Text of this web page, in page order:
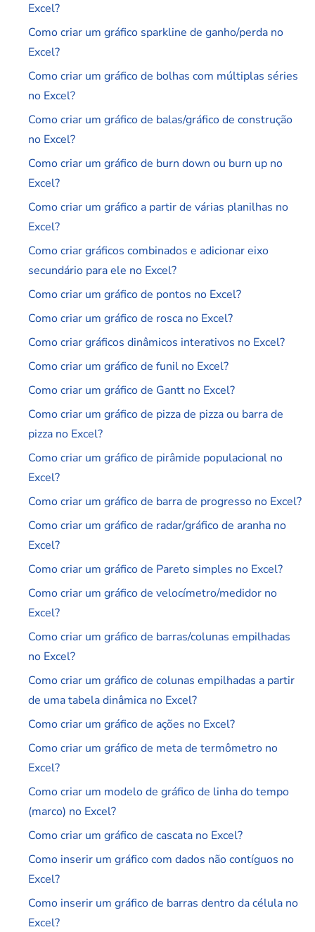
Excel?
Como criar um gráfico sparkline de ganho/perda no
Excel?
Como criar um gráfico de bolhas com múltiplas séries
no Excel?
Como criar um gráfico de balas/gráfico de construção
no Excel?
Como criar um gráfico de burn down ou burn up no
Excel?
Como criar um gráfico a partir de várias planilhas no
Excel?
Como criar gráficos combinados e adicionar eixo
secundário para ele no Excel?
Como criar um gráfico de pontos no Excel?
Como criar um gráfico de rosca no Excel?
Como criar gráficos dinâmicos interativos no Excel?
Como criar um gráfico de funil no Excel?
Como criar um gráfico de Gantt no Excel?
Como criar um gráfico de pizza de pizza ou barra de
pizza no Excel?
Como criar um gráfico de pirâmide populacional no
Excel?
Como criar um gráfico de barra de progresso no Excel?
Como criar um gráfico de radar/gráfico de aranha no
Excel?
Como criar um gráfico de Pareto simples no Excel?
Como criar um gráfico de velocímetro/medidor no
Excel?
Como criar um gráfico de barras/colunas empilhadas
no Excel?
Como criar um gráfico de colunas empilhadas a partir
de uma tabela dinâmica no Excel?
Como criar um gráfico de ações no Excel?
Como criar um gráfico de meta de termômetro no
Excel?
Como criar um modelo de gráfico de linha do tempo
(marco) no Excel?
Como criar um gráfico de cascata no Excel?
Como inserir um gráfico com dados não contíguos no
Excel?
Como inserir um gráfico de barras dentro da célula no
Excel?